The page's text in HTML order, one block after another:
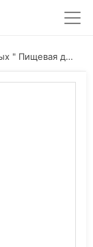
" Пищевая добавка для домашних животных